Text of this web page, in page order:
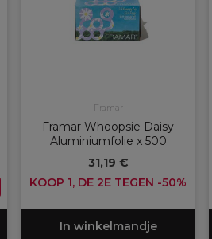
Framar
Framar Whoopsie Daisy
Aluminiumfolie x 500
31,19 €
KOOP 1, DE 2E TEGEN -50%
In winkelmandje